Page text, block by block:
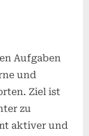
Aufgaben
und
Ziel ist
zu
aktiver und